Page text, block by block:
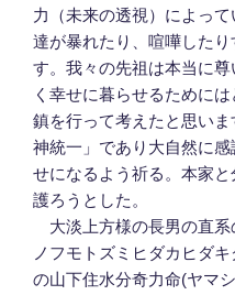
力（未来の透視）によっ
達が暴れたり、喧嘩した
す。我々の先祖は本当に
く幸せに暮らせるために
鎮を行って考えたと思い
神統一」であり大自然に
せになるよう祈る。本家
護ろうとした。
大淡上方様の長男の直系
ノフモトズミヒダカヒダ
の山下住水分奇力命(ヤマ